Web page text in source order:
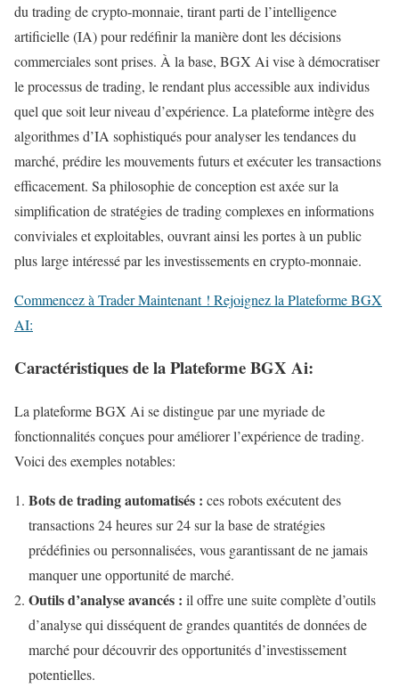
du trading de crypto-monnaie, tirant parti de l’intelligence
artificielle (IA) pour redéfinir la manière dont les décisions
commerciales sont prises. À la base, BGX Ai vise à démocratiser
le processus de trading, le rendant plus accessible aux individus
quel que soit leur niveau d’expérience. La plateforme intègre des
algorithmes d’IA sophistiqués pour analyser les tendances du
marché, prédire les mouvements futurs et exécuter les transactions
efficacement. Sa philosophie de conception est axée sur la
simplification de stratégies de trading complexes en informations
conviviales et exploitables, ouvrant ainsi les portes à un public
plus large intéressé par les investissements en crypto-monnaie.
Commencez à Trader Maintenant ! Rejoignez la Plateforme BGX
AI:
Caractéristiques de la Plateforme BGX Ai:
La plateforme BGX Ai se distingue par une myriade de
fonctionnalités conçues pour améliorer l’expérience de trading.
Voici des exemples notables:
Bots de trading automatisés : ces robots exécutent des
transactions 24 heures sur 24 sur la base de stratégies
prédéfinies ou personnalisées, vous garantissant de ne jamais
manquer une opportunité de marché.
Outils d’analyse avancés : il offre une suite complète d’outils
d’analyse qui disséquent de grandes quantités de données de
marché pour découvrir des opportunités d’investissement
potentielles.